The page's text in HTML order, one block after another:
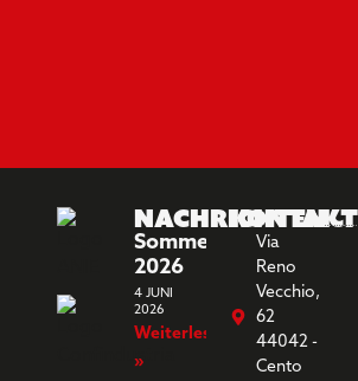
Nachrichten
Sommerferien
2026
4 JUNI
2026
Weiterlesen
»
Kontakt
Via
Reno
Vecchio,
62
44042 -
Cento